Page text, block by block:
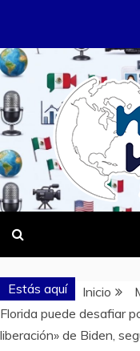
contenido
DONDE
Estás aquí Inicio
Florida puede desafiar
liberación» de Biden,